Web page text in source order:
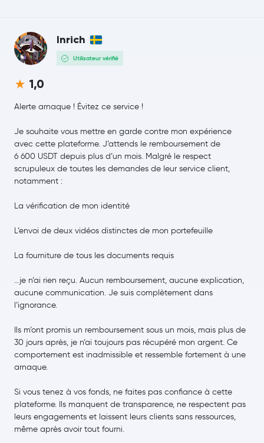
NEAR Protocol
Pepe PEPE
Filecoin FIL
NEM XEM
Dash DASH
Tezos
EOS EOS
Polygon MATIC
Neo NEO
Inrich
Utilisateur vérifié
1,0
Alerte arnaque ! Évitez ce service !
Je souhaite vous mettre en garde contre mon expérience
avec cette plateforme. J’attends le remboursement de
6 600 USDT depuis plus d’un mois. Malgré le respect
scrupuleux de toutes les demandes de leur service client,
notamment :
La vérification de mon identité
L’envoi de deux vidéos distinctes de mon portefeuille
La fourniture de tous les documents requis
…je n’ai rien reçu. Aucun remboursement, aucune explication,
aucune communication. Je suis complètement dans
l’ignorance.
Ils m’ont promis un remboursement sous un mois, mais plus de
30 jours après, je n’ai toujours pas récupéré mon argent. Ce
comportement est inadmissible et ressemble fortement à une
arnaque.
Si vous tenez à vos fonds, ne faites pas confiance à cette
plateforme. Ils manquent de transparence, ne respectent pas
leurs engagements et laissent leurs clients sans ressources,
même après avoir tout fourni.